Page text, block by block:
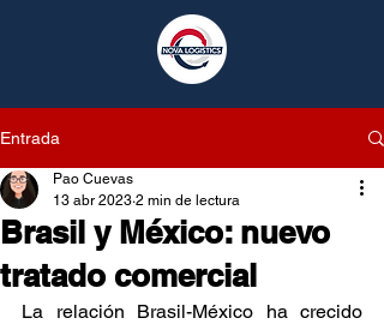
Entrada
Brasil y México: nuevo
tratado comercial
Pao Cuevas
13 abr 2023 2 min de lectura
La relación Brasil-México ha crecido